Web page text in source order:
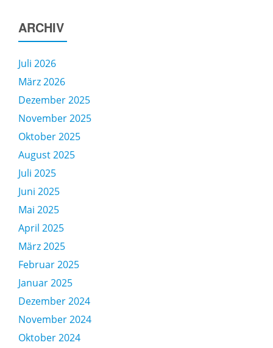
ARCHIV
Juli 2026
März 2026
Dezember 2025
November 2025
Oktober 2025
August 2025
Juli 2025
Juni 2025
Mai 2025
April 2025
März 2025
Februar 2025
Januar 2025
Dezember 2024
November 2024
Oktober 2024